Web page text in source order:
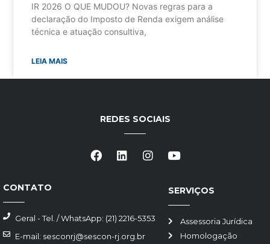
IR 2026 O QUE MUDOU? Novas regras para a
declaração do Imposto de Renda exigem análise
técnica e atuação consultiva,
LEIA MAIS
SERVIÇOS
Assessoria Jurídica
Homologação
CONTATO
Geral - Tel. / WhatsApp: (21) 2216-5353
E-mail: sesconrj@sescon-rj.org.br
REDES SOCIAIS